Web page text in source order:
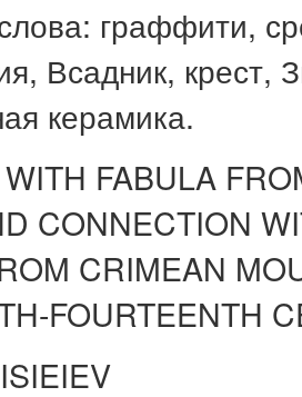
граффити,
Всадник,
керамика.
FABULA
CONNECTION
CRIMEAN
FOURTEENTH